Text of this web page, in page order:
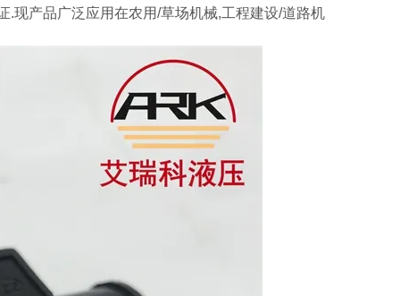
现产品广泛应用在农用/草场机械,工程建设/道路机